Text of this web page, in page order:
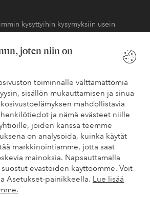
joten niin on
toiminnalle välttämättömiä
sisällön mukauttamisen ja sinua
mahdollistavia
ja nämä evästeet niille
joiden kanssa teemme
on analysoida, kuinka käytät
markkinointiamme, jotta saat
mainoksia. Napsauttamalla
evästeiden käyttöömme. Voit
Asetukset-painikkeella. Lue lisää
kysyttyihin kysymyksiin usein
Löydät myös tietoa siitä, miten voit ottaa